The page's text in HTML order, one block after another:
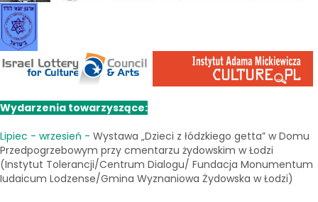
Wydarzenia towarzyszące:
Lipiec - wrzesień - Wystawa „Dzieci z łódzkiego getta” w Domu
Przedpogrzebowym przy cmentarzu żydowskim w Łodzi
(Instytut Tolerancji/Centrum Dialogu/ Fundacja Monumentum
Iudaicum Lodzense/Gmina Wyznaniowa Żydowska w Łodzi)